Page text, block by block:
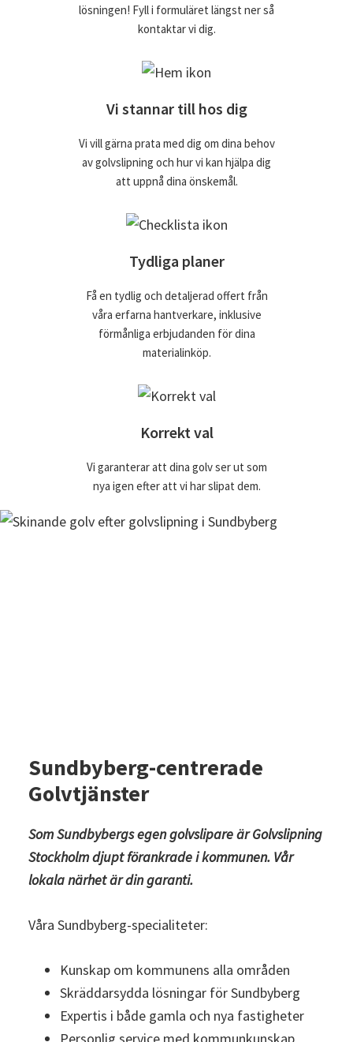
lösningen! Fyll i formuläret längst ner så
kontaktar vi dig.
Vi stannar till hos dig
Vi vill gärna prata med dig om dina behov
av golvslipning och hur vi kan hjälpa dig
att uppnå dina önskemål.
Tydliga planer
Få en tydlig och detaljerad offert från
våra erfarna hantverkare, inklusive
förmånliga erbjudanden för dina
materialinköp.
Korrekt val
Vi garanterar att dina golv ser ut som
nya igen efter att vi har slipat dem.
Sundbyberg-centrerade
Golvtjänster
Som Sundbybergs egen golvslipare ärGolvslipning
Stockholmdjupt förankrade i kommunen. Vår
lokala närhet är din garanti.
Våra Sundbyberg-specialiteter:
Kunskap om kommunens alla områden
Skräddarsydda lösningar för Sundbyberg
Expertis i både gamla och nya fastigheter